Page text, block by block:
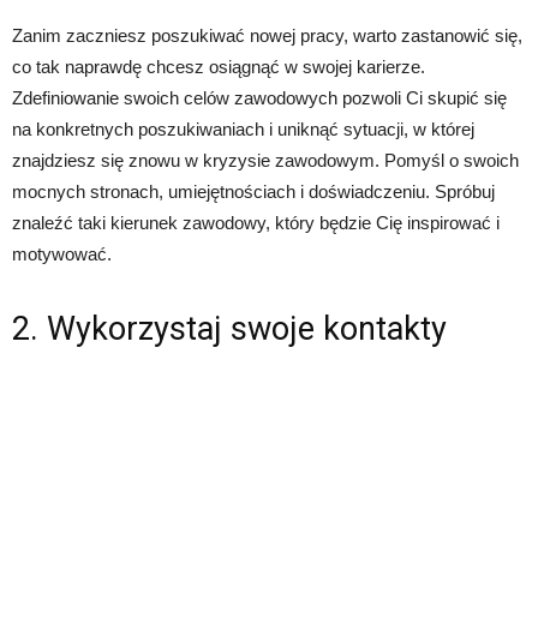
Zanim zaczniesz poszukiwać nowej pracy, warto zastanowić się,
co tak naprawdę chcesz osiągnąć w swojej karierze.
Zdefiniowanie swoich celów zawodowych pozwoli Ci skupić się
na konkretnych poszukiwaniach i uniknąć sytuacji, w której
znajdziesz się znowu w kryzysie zawodowym. Pomyśl o swoich
mocnych stronach, umiejętnościach i doświadczeniu. Spróbuj
znaleźć taki kierunek zawodowy, który będzie Cię inspirować i
motywować.
2. Wykorzystaj swoje kontakty